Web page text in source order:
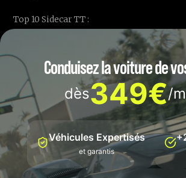
Top 10 Sidecar TT :
1️⃣ Ryan Crowe / Callum Crowe
2️⃣ Ben Birchall / Patrick Rosney
3️⃣ Lee Crawford / Scott Hardie
4️⃣ Todd Ellis / Emmanuelle Clement
5️⃣ Kieran Clarke / Andrew Johnson
6️⃣ Steve Ramsden / Mathew Ramsden
7️⃣ Lewis Blackstock / Oscar Lawrence
8️⃣ Greg Lambert / Andrew Haynes
9️⃣ Robert Dawson / Matthew Sims
Conduisez la voiture de
dès349€/
Véhicules Expertisés
et garantis